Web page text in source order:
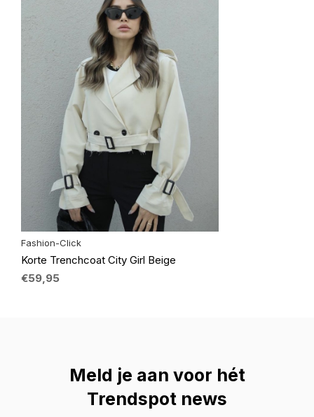
Fashion-Click
Korte Trenchcoat City Girl Beige
€59,95
Meld je aan voor hét
Trendspot news